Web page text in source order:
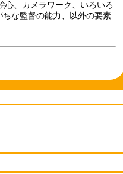
心、カメラワーク、いろいろ
な監督の能力、以外の要素